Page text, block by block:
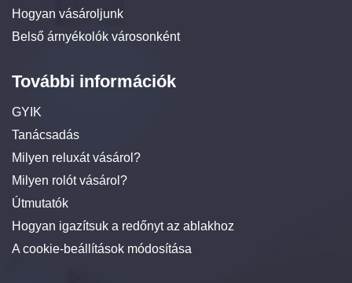
Hogyan vásároljunk
Belső árnyékolók városonként
További információk
GYIK
Tanácsadás
Milyen reluxát vásárol?
Milyen rolót vásárol?
Útmutatók
Hogyan igazítsuk a redőnyt az ablakhoz
A cookie-beállítások módosítása